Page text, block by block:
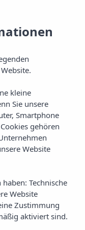
DE
kleine
Sie unsere
Smartphone
gehören
Website
Technische
Website
Zustimmung
aktiviert sind.